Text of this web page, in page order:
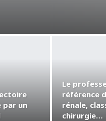
par un
Le
référence
rénale,
chirurgie…